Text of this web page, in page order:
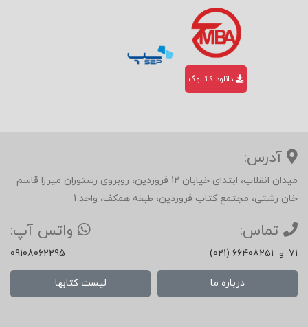
دانلود کاتالوگ
آدرس:
میدان انقلاب، ابتدای خیابان 12 فروردین، روبروی رستوران میرزا قاسم
خان رشتی، مجتمع کتاب فروردین، طبقه همکف، واحد 1
تماس:
(021) 66408251 و 71
واتس آپ:
09108062295
درباره ما لیست کتابها